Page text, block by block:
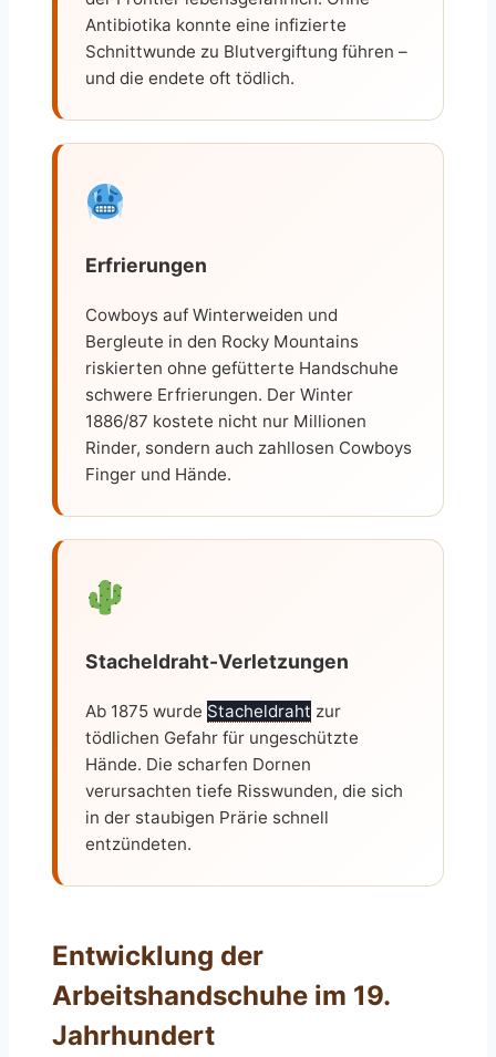
Antibiotika konnte eine infizierte
Schnittwunde zu Blutvergiftung führen –
und die endete oft tödlich.
Erfrierungen
Cowboys auf Winterweiden und
Bergleute in den Rocky Mountains
riskierten ohne gefütterte Handschuhe
schwere Erfrierungen. Der Winter
1886/87 kostete nicht nur Millionen
Rinder, sondern auch zahllosen Cowboys
Finger und Hände.
Stacheldraht-Verletzungen
Ab 1875 wurde Stacheldraht zur
tödlichen Gefahr für ungeschützte
Hände. Die scharfen Dornen
verursachten tiefe Risswunden, die sich
in der staubigen Prärie schnell
entzündeten.
Entwicklung der
Arbeitshandschuhe im 19.
Jahrhundert